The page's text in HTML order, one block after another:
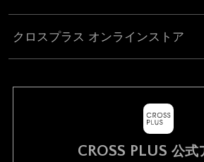
クロスプラス オンラインストア
CROSS PLUS 公式